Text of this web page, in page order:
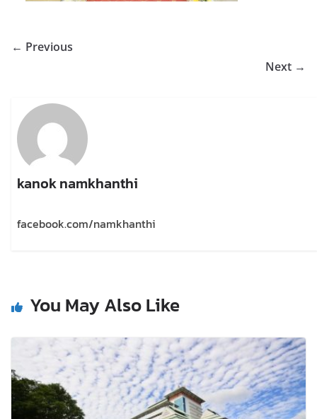
← Previous
Next →
kanok namkhanthi
facebook.com/namkhanthi
You May Also Like